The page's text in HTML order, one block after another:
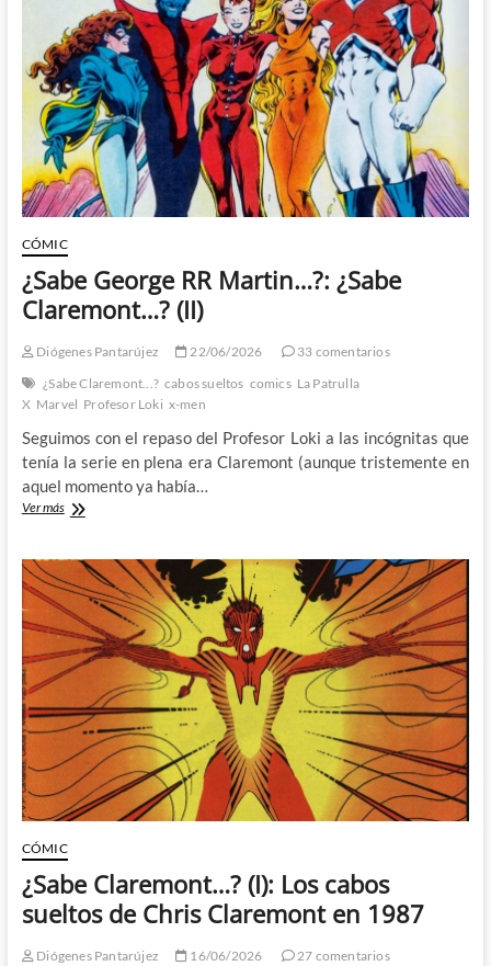
espacio-
tiempo!
CÓMIC
¿Sabe George RR Martin…?: ¿Sabe
Claremont…? (II)
Diógenes Pantarújez 22/06/2026
33 comentarios
¿Sabe Claremont...? cabos sueltos comics La Patrulla
X Marvel Profesor Loki x-men
Seguimos con el repaso del Profesor Loki a las incógnitas que
tenía la serie en plena era Claremont (aunque tristemente en
aquel momento ya había…
Ver más¿Sabe
Martin…?:
¿Sabe
Claremont…?
(II)
CÓMIC
¿Sabe Claremont…? (I): Los cabos
sueltos de Chris Claremont en 1987
Diógenes Pantarújez 16/06/2026
27 comentarios